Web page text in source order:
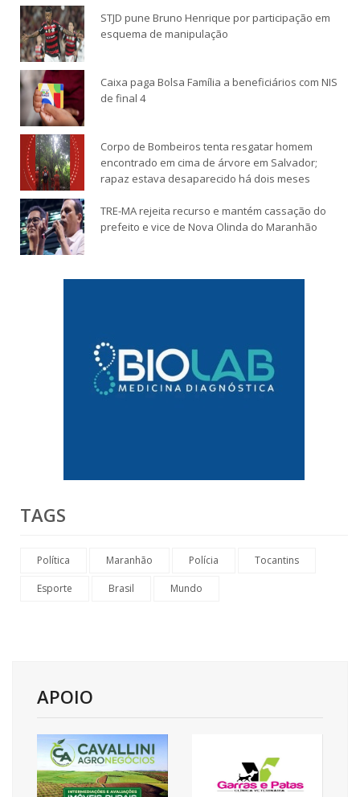
STJD pune Bruno Henrique por participação em
esquema de manipulação
Caixa paga Bolsa Família a beneficiários com NIS
de final 4
Corpo de Bombeiros tenta resgatar homem
encontrado em cima de árvore em Salvador;
rapaz estava desaparecido há dois meses
TRE-MA rejeita recurso e mantém cassação do
prefeito e vice de Nova Olinda do Maranhão
TAGS
Política Maranhão Polícia Tocantins
Esporte Brasil Mundo
APOIO